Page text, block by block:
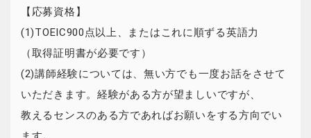
【応募資格】
(1)TOEIC900点以上、またはこれに順ずる英語力
（取得証明書が必要です）
(2)講師経験については、無い方でも一度お話をさせて
いただきます。経験がある方が望ましいですが、
教えるセンスのある方であればお願いをする方向でい